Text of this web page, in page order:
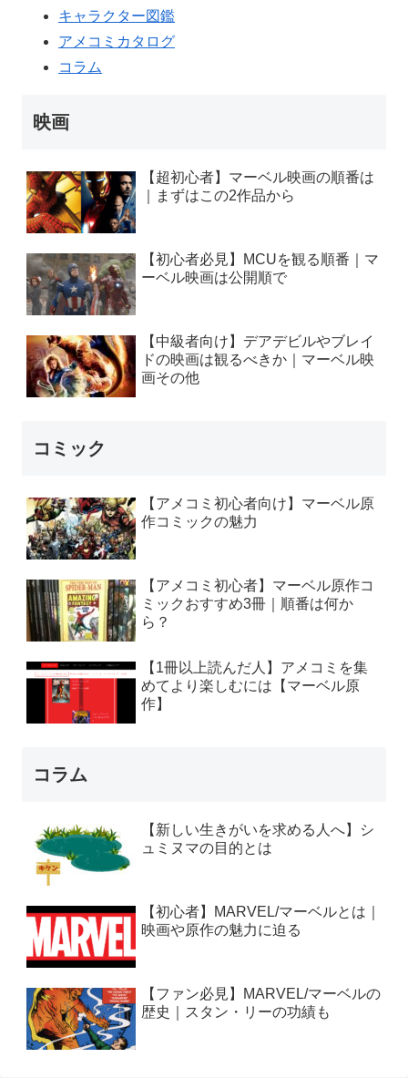
キャラクター図鑑
アメコミカタログ
コラム
映画
【超初心者】マーベル映画の順番は
｜まずはこの2作品から
【初心者必見】MCUを観る順番｜マ
ーベル映画は公開順で
【中級者向け】デアデビルやブレイ
ドの映画は観るべきか｜マーベル映
画その他
コミック
【アメコミ初心者向け】マーベル原
作コミックの魅力
【アメコミ初心者】マーベル原作コ
ミックおすすめ3冊｜順番は何か
ら？
【1冊以上読んだ人】アメコミを集
めてより楽しむには【マーベル原
作】
コラム
【新しい生きがいを求める人へ】シ
ュミヌマの目的とは
【初心者】MARVEL/マーベルとは｜
映画や原作の魅力に迫る
【ファン必見】MARVEL/マーベルの
歴史｜スタン・リーの功績も